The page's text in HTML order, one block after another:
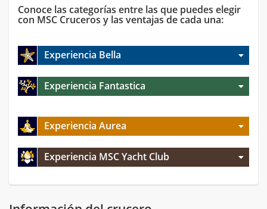
Conoce las categorías entre las que puedes elegir
con MSC Cruceros y las ventajas de cada una:
Experiencia Bella
Experiencia Fantastica
Experiencia Aurea
Experiencia MSC Yacht Club